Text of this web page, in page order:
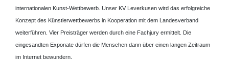
internationalen Kunst-Wettbewerb. Unser KV Leverkusen wird das erfolgreiche
Konzept des Künstlerwettbewerbs in Kooperation mit dem Landesverband
weiterführen. Vier Preisträger werden durch eine Fachjury ermittelt. Die
eingesandten Exponate dürfen die Menschen dann über einen langen Zeitraum
im Internet bewundern.